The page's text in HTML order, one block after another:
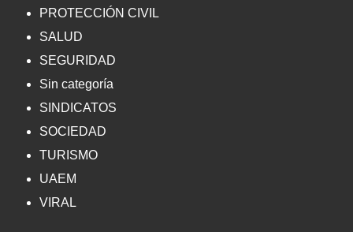
PROTECCIÓN CIVIL
SALUD
SEGURIDAD
Sin categoría
SINDICATOS
SOCIEDAD
TURISMO
UAEM
VIRAL